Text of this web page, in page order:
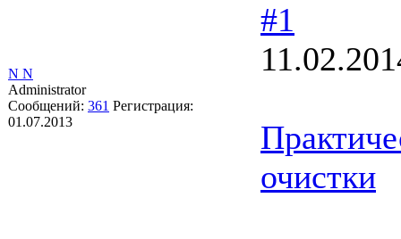
N N
Administrator
Сообщений: 361 Регистрация:
01.07.2013
#1
очистки